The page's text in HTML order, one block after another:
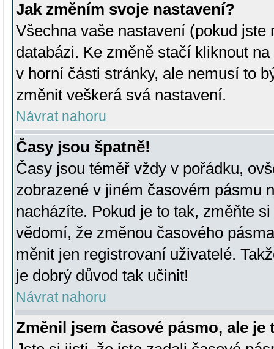
Jak změním svoje nastavení?
Všechna vaše nastavení (pokud
databázi. Ke změně stačí kliknout
v horní části stránky, ale nemusí to
změnit veškerá svá nastavení.
Návrat nahoru
Časy jsou špatně!
Časy jsou téměř vždy v pořádku,
zobrazené v jiném časovém pásmu
nacházíte. Pokud je to tak, změňte
vědomí, že změnou časového
měnit jen registrovaní uživatelé.
je dobrý důvod tak učinit!
Návrat nahoru
Změnil jsem časové pásmo, ale je